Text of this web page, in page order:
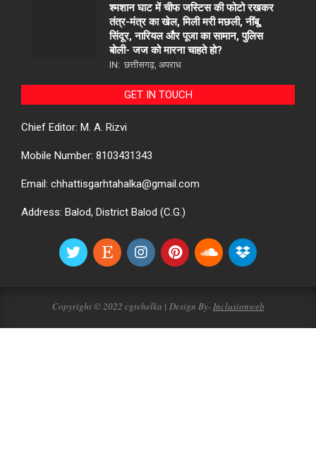
श्मशान घाट में चीफ जस्टिस की फोटो रखकर
तंत्र-मंत्र का खेल, मिली मरी मछली, नींबू,
सिंदूर, नारियल और पूजा का सामान, पुलिस
बोली- जज को मारना चाहते हो?
IN: छत्तीसगढ़ अपराध
GET IN TOUCH
Chief Editor: M. A. Rizvi
Mobile Number: 8103431343
Email: chhattisgarhtahalka@gmail.com
Address: Balod, District Balod (C.G.)
Copyright © 2022 cgtehelka | Design By-Inclusionweb